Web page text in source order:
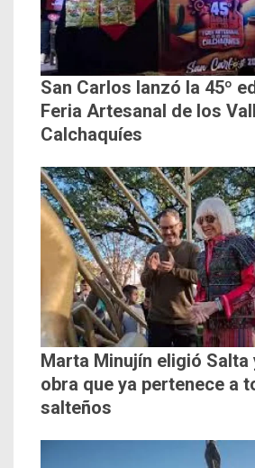
San Carlos lanzó la 45º
Feria Artesanal de los
Calchaquíes
Marta Minujín eligió Salta
obra que ya pertenece a
salteños